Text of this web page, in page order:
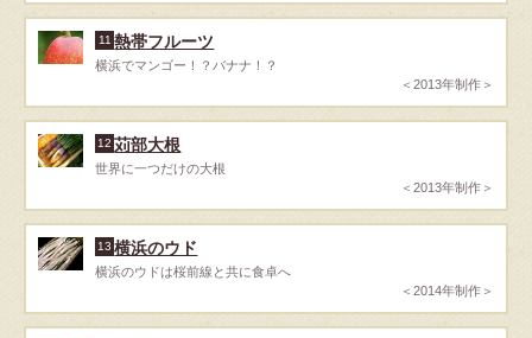
11 熱帯フルーツ
横浜でマンゴー！？バナナ！？
＜2013年制作＞
12 苅部大根
世界に一つだけの大根
＜2013年制作＞
13 横浜のウド
横浜のウドは桜前線と共に食卓へ
＜2014年制作＞